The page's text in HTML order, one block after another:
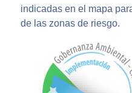
indicadas en el mapa
de las zonas de riesgo.